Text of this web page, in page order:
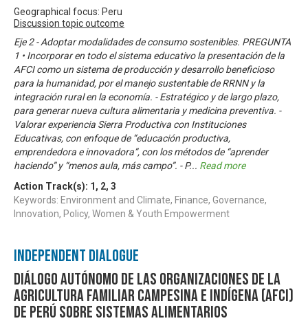
Geographical focus: Peru
Discussion topic outcome
Eje 2 - Adoptar modalidades de consumo sostenibles. PREGUNTA
1 • Incorporar en todo el sistema educativo la presentación de la
AFCI como un sistema de producción y desarrollo beneficioso
para la humanidad, por el manejo sustentable de RRNN y la
integración rural en la economía. - Estratégico y de largo plazo,
para generar nueva cultura alimentaria y medicina preventiva. -
Valorar experiencia Sierra Productiva con Instituciones
Educativas, con enfoque de “educación productiva,
emprendedora e innovadora”, con los métodos de “aprender
haciendo” y “menos aula, más campo”. - P... Read more
Action Track(s): 1 , 2, 3
Keywords: Environment and Climate, Finance, Governance,
Innovation, Policy, Women & Youth Empowerment
Independent Dialogue
Diálogo Autónomo de las Organizaciones de la
Agricultura Familiar Campesina e Indígena (AFCI)
de Perú sobre Sistemas Alimentarios